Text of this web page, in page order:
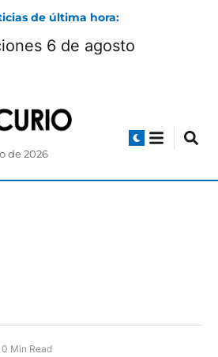
de última hora:
6 de agosto
de 2026
0 Min Read